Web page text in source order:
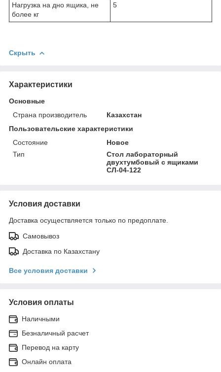
Нагрузка на дно ящика, не
более кг
5
Скрыть
Характеристики
Основные
Страна производитель
Казахстан
Пользовательские характеристики
Состояние
Новое
Тип
Стол лабораторный
двухтумбовый с ящиками
СЛ-04-122
Условия доставки
Доставка осуществляется только по предоплате.
Самовывоз
Доставка по Казахстану
Все условия доставки
Условия оплаты
Наличными
Безналичный расчет
Перевод на карту
Онлайн оплата